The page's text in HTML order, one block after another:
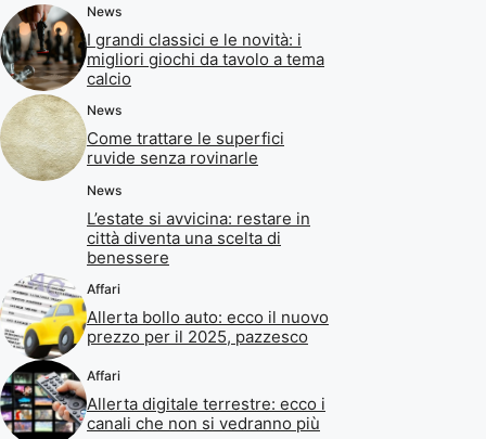
News
I grandi classici e le novità: i
migliori giochi da tavolo a tema
calcio
News
Come trattare le superfici
ruvide senza rovinarle
News
L’estate si avvicina: restare in
città diventa una scelta di
benessere
Affari
Allerta bollo auto: ecco il nuovo
prezzo per il 2025, pazzesco
Affari
Allerta digitale terrestre: ecco i
canali che non si vedranno più